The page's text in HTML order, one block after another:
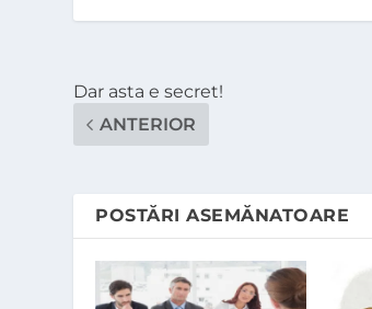
Dar asta e secret!
ANTERIOR
POSTĂRI ASEMĂNATOARE